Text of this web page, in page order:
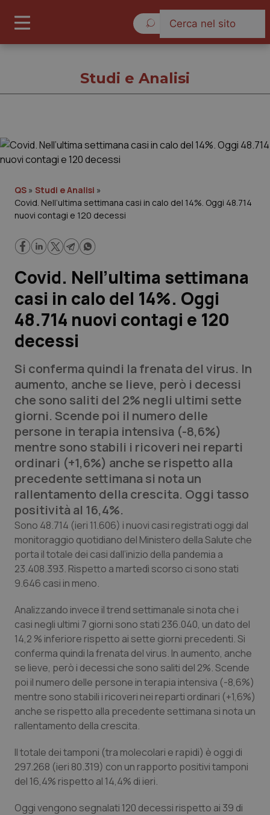
Governo e Parlamento
Regioni e Asl
Lavoro e Professioni
Scienza e Farmaci
Studi e Analisi
Lettere al direttore
Edizioni Regionali
QS Pro
Professionisti Sanitari.AI
Abruzzo
Basilicata
Calabria
Campania
Emilia-Romagna
Friuli Venezia Giulia
Lazio
Liguria
Marche
Molise
QS Pro Gold
Artrite & artrosi
Asma & BPCO
Car-T
Colesterolo & coronaropatie
Dermatite Atopica
Diabete & glucometri
Disturbi dell’umore
Donna & Salute
Epatiti
QS Club Newsletter
Studi e Analisi
QS » Studi e Analisi »
Covid. Nell’ultima settimana casi in calo del 14%. Oggi 48.714
nuovi contagi e 120 decessi
Covid. Nell’ultima settimana
casi in calo del 14%. Oggi
48.714 nuovi contagi e 120
decessi
Si conferma quindi la frenata del virus. In
aumento, anche se lieve, però i decessi
che sono saliti del 2% negli ultimi sette
giorni. Scende poi il numero delle
persone in terapia intensiva (-8,6%)
mentre sono stabili i ricoveri nei reparti
ordinari (+1,6%) anche se rispetto alla
precedente settimana si nota un
rallentamento della crescita. Oggi tasso
positività al 16,4%.
Sono 48.714 (ieri 11.606) i nuovi casi registrati oggi dal
monitoraggio quotidiano del Ministero della Salute che
porta il totale dei casi dall’inizio della pandemia a
23.408.393. Rispetto a martedì scorso ci sono stati
9.646 casi in meno.
Analizzando invece il trend settimanale si nota che i
casi negli ultimi 7 giorni sono stati 236.040, un dato del
14,2 % inferiore rispetto ai sette giorni precedenti. Si
conferma quindi la frenata del virus. In aumento, anche
se lieve, però i decessi che sono saliti del 2%. Scende
poi il numero delle persone in terapia intensiva (-8,6%)
mentre sono stabili i ricoveri nei reparti ordinari (+1,6%)
anche se rispetto alla precedente settimana si nota un
rallentamento della crescita.
Il totale dei tamponi (tra molecolari e rapidi) è oggi di
297.268 (ieri 80.319) con un rapporto positivi tamponi
del 16,4% rispetto al 14,4% di ieri.
Oggi vengono segnalati 120 decessi rispetto ai 39 di